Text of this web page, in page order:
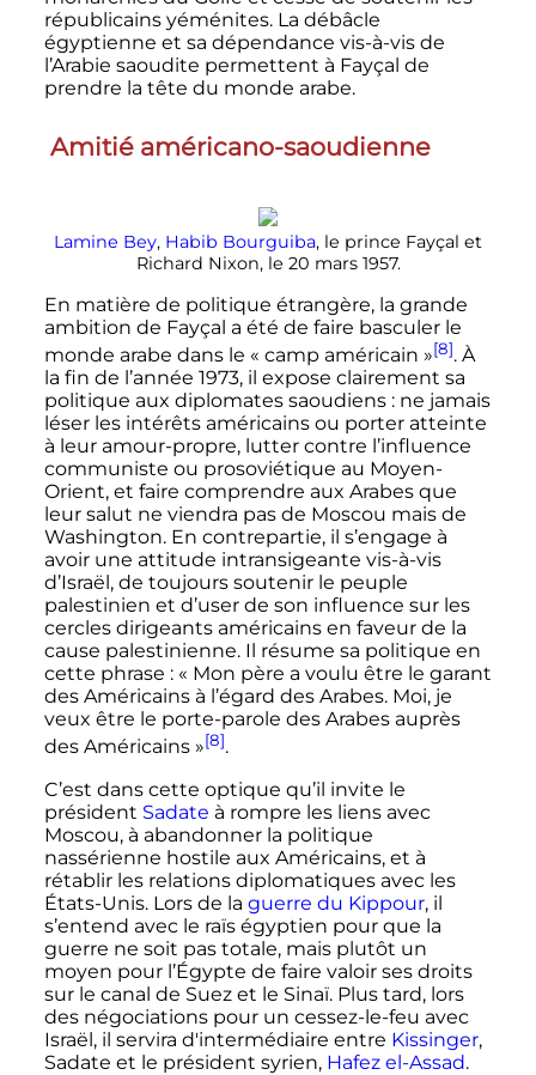
républicains yéménites. La débâcle
égyptienne et sa dépendance vis-à-vis de
l’Arabie saoudite permettent à Fayçal de
prendre la tête du monde arabe.
Amitié américano-saoudienne
Lamine Bey, Habib Bourguiba, le prince Fayçal et
Richard Nixon, le 20 mars 1957.
En matière de politique étrangère, la grande
ambition de Fayçal a été de faire basculer le
monde arabe dans le « camp américain »[8]. À
la fin de l’année 1973, il expose clairement sa
politique aux diplomates saoudiens : ne jamais
léser les intérêts américains ou porter atteinte
à leur amour-propre, lutter contre l’influence
communiste ou prosoviétique au Moyen-
Orient, et faire comprendre aux Arabes que
leur salut ne viendra pas de Moscou mais de
Washington. En contrepartie, il s’engage à
avoir une attitude intransigeante vis-à-vis
d’Israël, de toujours soutenir le peuple
palestinien et d’user de son influence sur les
cercles dirigeants américains en faveur de la
cause palestinienne. Il résume sa politique en
cette phrase : « Mon père a voulu être le garant
des Américains à l’égard des Arabes. Moi, je
veux être le porte-parole des Arabes auprès
des Américains »[8].
C’est dans cette optique qu’il invite le
président Sadate à rompre les liens avec
Moscou, à abandonner la politique
nassérienne hostile aux Américains, et à
rétablir les relations diplomatiques avec les
États-Unis. Lors de la guerre du Kippour, il
s’entend avec le raïs égyptien pour que la
guerre ne soit pas totale, mais plutôt un
moyen pour l’Égypte de faire valoir ses droits
sur le canal de Suez et le Sinaï. Plus tard, lors
des négociations pour un cessez-le-feu avec
Israël, il servira d'intermédiaire entre Kissinger,
Sadate et le président syrien, Hafez el-Assad.